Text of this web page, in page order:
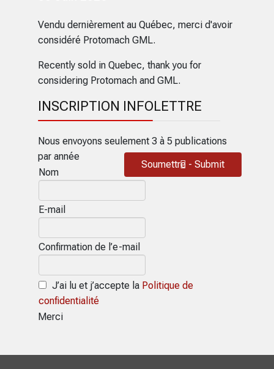
Vendu dernièrement au Québec, merci d'avoir
considéré Protomach GML.
Recently sold in Quebec, thank you for
considering Protomach and GML.
INSCRIPTION INFOLETTRE
Nous envoyons seulement 3 à 5 publications
par année
Nom
E-mail
Confirmation de l’e-mail
J’ai lu et j’accepte la Politique de
confidentialité
Soumettre - Submit
Merci